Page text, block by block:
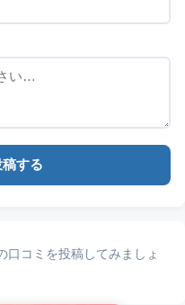
する
口コミを投稿してみましょ